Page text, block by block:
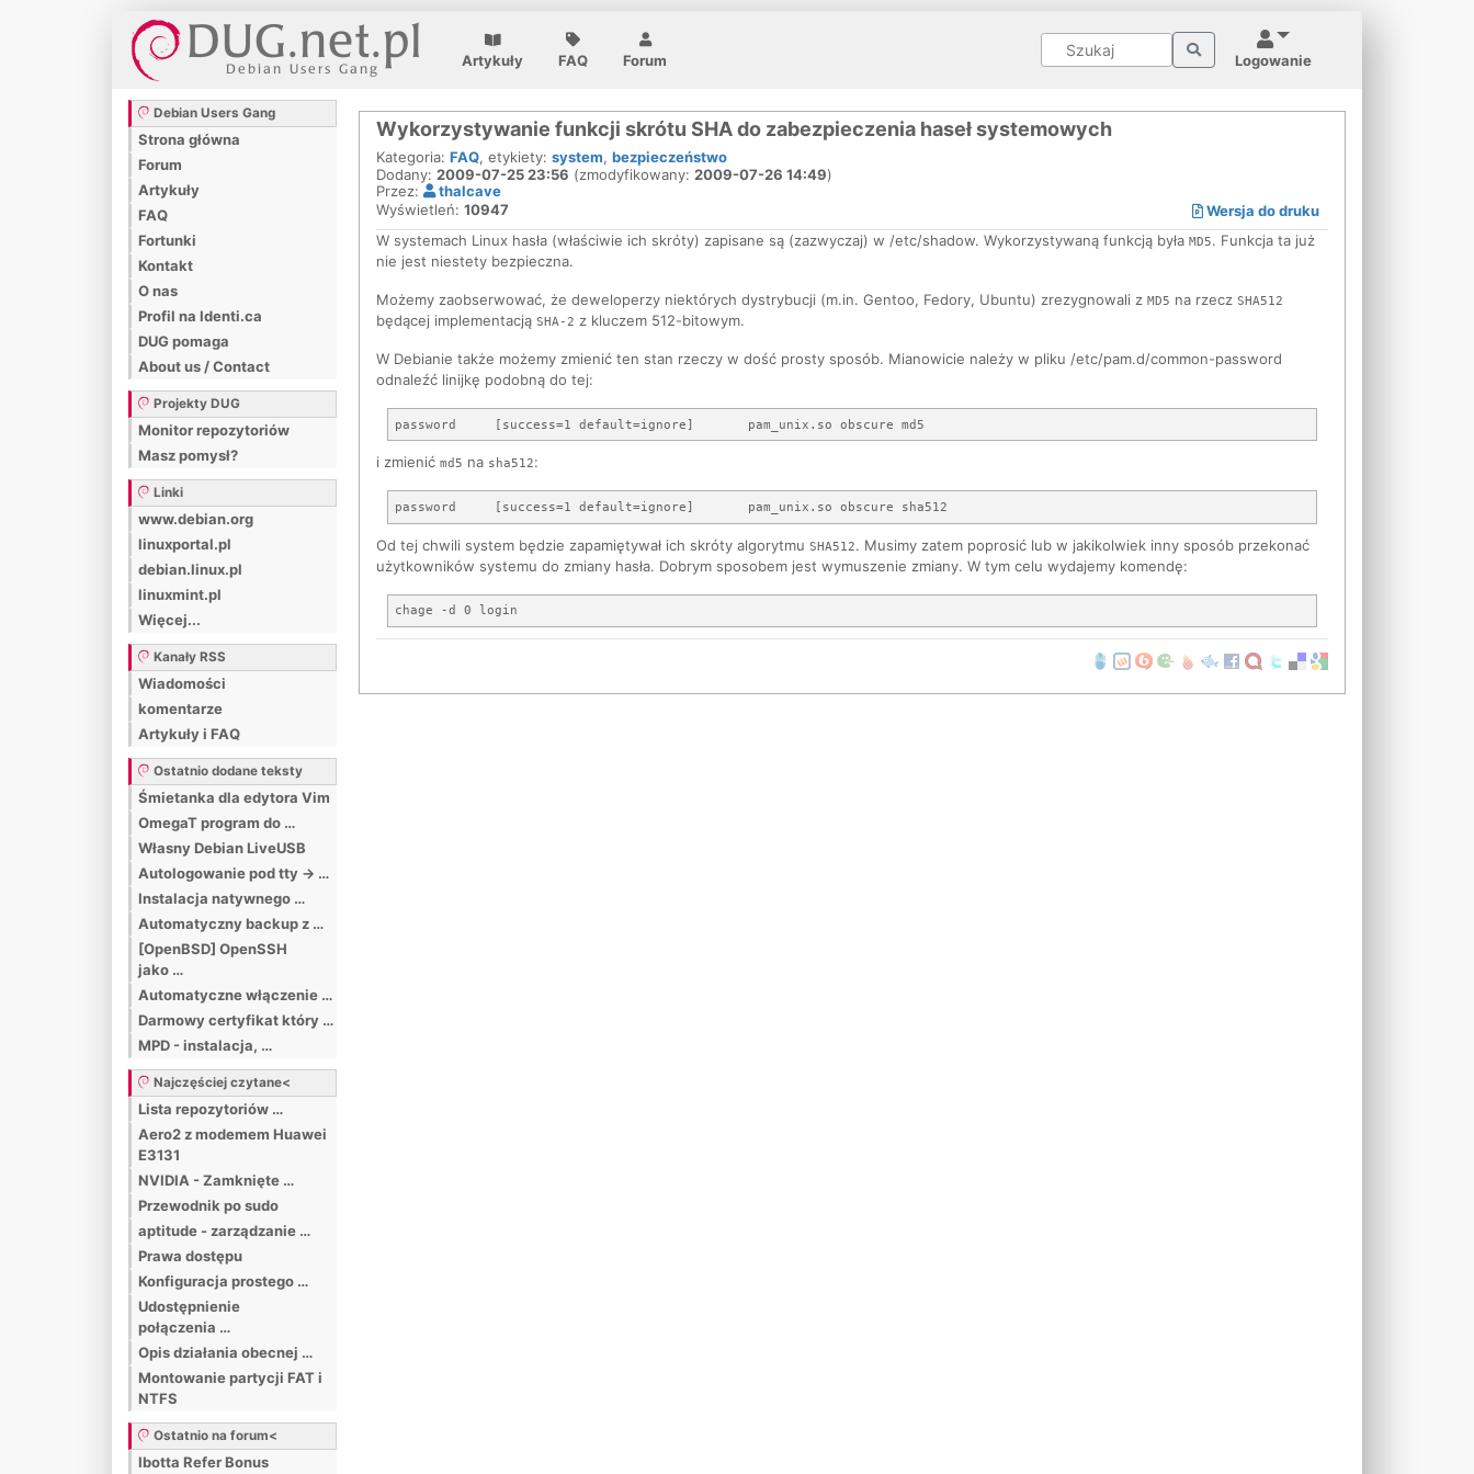
Logowanie
Artykuły FAQ Forum
Debian Users Gang
Strona główna
Forum
Artykuły
FAQ
Fortunki
Kontakt
O nas
Profil na Identi.ca
DUG pomaga
About us / Contact
Projekty DUG
Monitor repozytoriów
Masz pomysł?
Linki
www.debian.org
linuxportal.pl
debian.linux.pl
linuxmint.pl
Więcej...
Kanały RSS
Wiadomości
komentarze
Artykuły i FAQ
Ostatnio dodane teksty
Śmietanka dla edytora Vim
OmegaT program do …
Własny Debian LiveUSB
Autologowanie pod tty -> …
Instalacja natywnego …
Automatyczny backup z …
[OpenBSD] OpenSSH
jako …
Automatyczne włączenie …
Darmowy certyfikat który …
MPD - instalacja, …
Najczęściej czytane<
Lista repozytoriów …
Aero2 z modemem Huawei
E3131
NVIDIA - Zamknięte …
Przewodnik po sudo
aptitude - zarządzanie …
Prawa dostępu
Konfiguracja prostego …
Udostępnienie
połączenia …
Opis działania obecnej …
Montowanie partycji FAT i
NTFS
Ostatnio na forum<
Ibotta Refer Bonus
Wykorzystywanie funkcji skrótu SHA do zabezpieczenia haseł systemowych
Kategoria: FAQ, etykiety: system, bezpieczeństwo
Dodany: 2009-07-25 23:56 (zmodyfikowany: 2009-07-26 14:49)
Przez:
thalcave
Wersja do druku
Wyświetleń: 10947
W systemach Linux hasła (właściwie ich skróty) zapisane są (zazwyczaj) w /etc/shadow. Wykorzystywaną funkcją była MD5. Funkcja ta już
nie jest niestety bezpieczna.
Możemy zaobserwować, że deweloperzy niektórych dystrybucji (m.in. Gentoo, Fedory, Ubuntu) zrezygnowali z MD5 na rzecz SHA512
będącej implementacją SHA-2 z kluczem 512-bitowym.
W Debianie także możemy zmienić ten stan rzeczy w dość prosty sposób. Mianowicie należy w pliku /etc/pam.d/common-password
odnaleźć linijkę podobną do tej:
i zmienić md5 na sha512:
Od tej chwili system będzie zapamiętywał ich skróty algorytmu SHA512. Musimy zatem poprosić lub w jakikolwiek inny sposób przekonać
użytkowników systemu do zmiany hasła. Dobrym sposobem jest wymuszenie zmiany. W tym celu wydajemy komendę: